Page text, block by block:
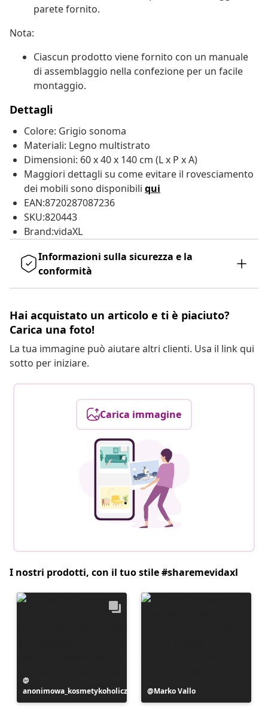
parete fornito.
Nota:
Ciascun prodotto viene fornito con un manuale
di assemblaggio nella confezione per un facile
montaggio.
Dettagli
Colore: Grigio sonoma
Materiali: Legno multistrato
Dimensioni: 60 x 40 x 140 cm (L x P x A)
Maggiori dettagli su come evitare il rovesciamento
dei mobili sono disponibili qui
EAN:8720287087236
SKU:820443
Brand:vidaXL
Informazioni sulla sicurezza e la
conformità
Hai acquistato un articolo e ti è piaciuto?
Carica una foto!
La tua immagine può aiutare altri clienti. Usa il link qui
sotto per iniziare.
Carica immagine
I nostri prodotti, con il tuo stile #sharemevidaxl
pubblicato
da
anonimowa_kosmetykoholiczka
Post
pubblicato
Marko Vallo